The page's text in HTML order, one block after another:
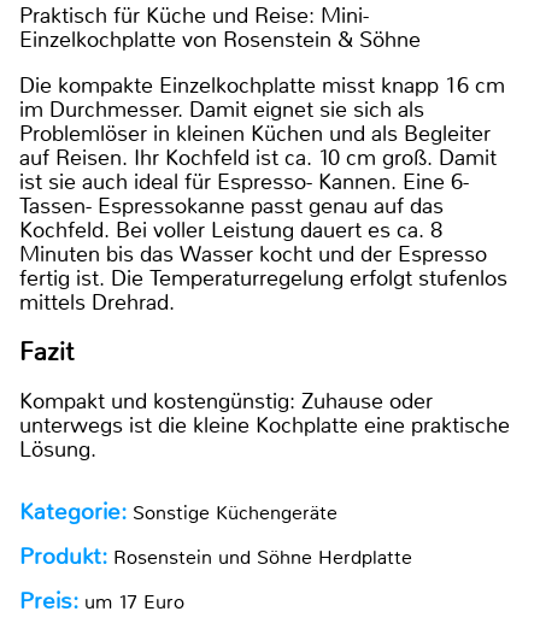
Praktisch für Küche und Reise: Mini-
Einzelkochplatte von Rosenstein & Söhne
Die kompakte Einzelkochplatte misst knapp 16 cm
im Durchmesser. Damit eignet sie sich als
Problemlöser in kleinen Küchen und als Begleiter
auf Reisen. Ihr Kochfeld ist ca. 10 cm groß. Damit
ist sie auch ideal für Espresso- Kannen. Eine 6-
Tassen- Espressokanne passt genau auf das
Kochfeld. Bei voller Leistung dauert es ca. 8
Minuten bis das Wasser kocht und der Espresso
fertig ist. Die Temperaturregelung erfolgt stufenlos
mittels Drehrad.
Fazit
Kompakt und kostengünstig: Zuhause oder
unterwegs ist die kleine Kochplatte eine praktische
Lösung.
Kategorie: Sonstige Küchengeräte
Produkt: Rosenstein und Söhne Herdplatte
Preis: um 17 Euro